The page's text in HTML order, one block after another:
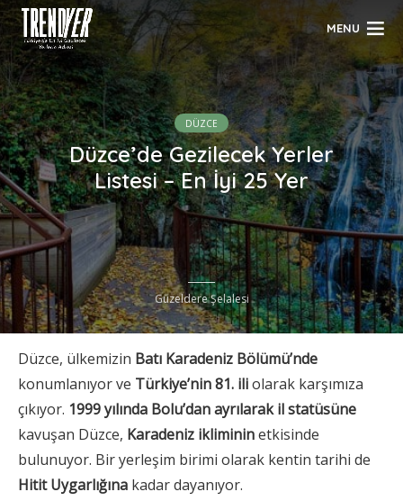
MENU
Güzeldere Şelalesi
DÜZCE
Düzce’de Gezilecek Yerler
Listesi – En İyi 25 Yer
Düzce, ülkemizin Batı Karadeniz Bölümü’nde
konumlanıyor ve Türkiye’nin 81. iliolarak karşımıza
çıkıyor. 1999 yılında Bolu’dan ayrılarak il statüsüne
kavuşan Düzce, Karadeniz iklimininetkisinde
bulunuyor. Bir yerleşim birimi olarak kentin tarihi de
Hitit Uygarlığına kadar dayanıyor.